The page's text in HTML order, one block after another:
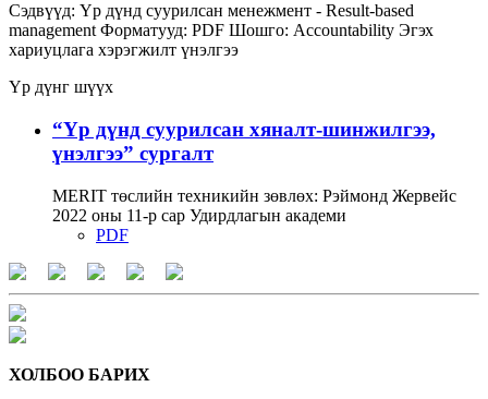
Сэдвүүд: Үр дүнд суурилсан менежмент - Result-based
management Форматууд: PDF Шошго: Accountability Эгэх
хариуцлага хэрэгжилт үнэлгээ
Үр дүнг шүүх
“Үр дүнд суурилсан хяналт-шинжилгээ,
үнэлгээ” сургалт
MERIT төслийн техникийн зөвлөх: Рэймонд Жервейс
2022 оны 11-р сар Удирдлагын академи
PDF
ХОЛБОО БАРИХ